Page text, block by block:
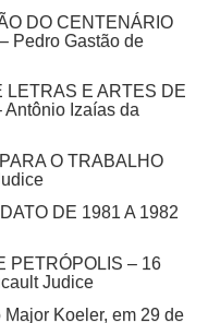
DO CENTENÁRIO
Pedro Gastão de
LETRAS E ARTES DE
Antônio Izaías da
O TRABALHO
DE 1981 A 1982
PETRÓPOLIS – 16
Judice
Koeler, em 29 de